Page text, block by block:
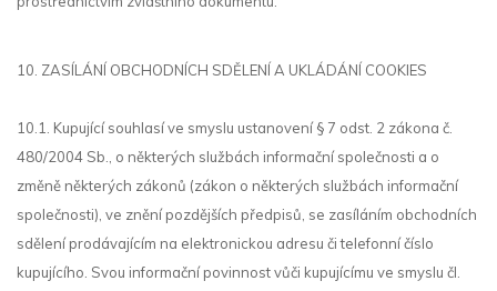
10. ZASÍLÁNÍ OBCHODNÍCH SDĚLENÍ A UKLÁDÁNÍ COOKIES
10.1. Kupující souhlasí ve smyslu ustanovení § 7 odst. 2 zákona č.
480/2004 Sb., o některých službách informační společnosti a o
změně některých zákonů (zákon o některých službách informační
společnosti), ve znění pozdějších předpisů, se zasíláním obchodních
sdělení prodávajícím na elektronickou adresu či telefonní číslo
kupujícího. Svou informační povinnost vůči kupujícímu ve smyslu čl.